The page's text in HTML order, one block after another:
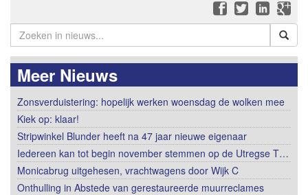
Meer Nieuws
Zonsverduistering: hopelijk werken woensdag de wolken mee
Kiek op: klaar!
Stripwinkel Blunder heeft na 47 jaar nieuwe eigenaar
Iedereen kan tot begin november stemmen op de Utregse T…
Monicabrug uitgehesen, vrachtwagens door Wijk C
Onthulling in Abstede van gerestaureerde muurreclames